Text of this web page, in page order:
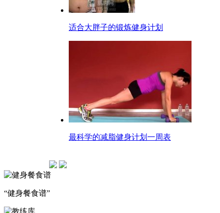
适合大胖子的锻炼健身计划
最科学的减脂健身计划一周表
“健身餐食谱”